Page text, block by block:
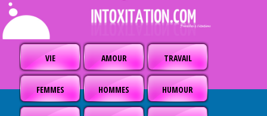
VIE AMOUR TRAVAIL
FEMMES HOMMES HUMOUR